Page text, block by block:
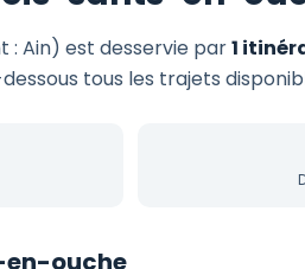
Ain) est desservie par1
tous les trajets
ouche